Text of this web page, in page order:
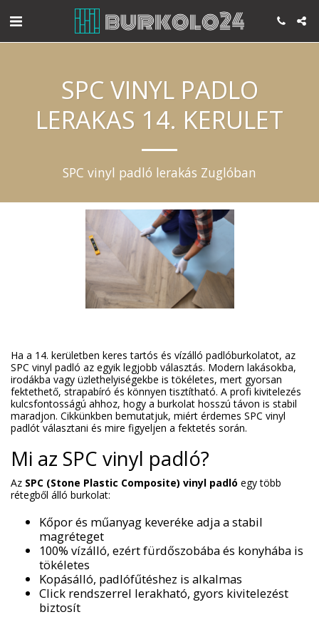
SPC VINYL PADLO
LERAKAS 14. KERULET
SPC vinyl padló lerakás Zuglóban
Ha a 14. kerületben keres tartós és vízálló padlóburkolatot, az
SPC vinyl padló az egyik legjobb választás. Modern lakásokba,
irodákba vagy üzlethelyiségekbe is tökéletes, mert gyorsan
fektethető, strapabíró és könnyen tisztítható. A profi kivitelezés
kulcsfontosságú ahhoz, hogy a burkolat hosszú távon is stabil
maradjon. Cikkünkben bemutatjuk, miért érdemes SPC vinyl
padlót választani és mire figyeljen a fektetés során.
Mi az SPC vinyl padló?
Az SPC (Stone Plastic Composite) vinyl padló egy több
rétegből álló burkolat:
Kőpor és műanyag keveréke adja a stabil
magréteget
100% vízálló, ezért fürdőszobába és konyhába is
tökéletes
Kopásálló, padlófűtéshez is alkalmas
Click rendszerrel lerakható, gyors kivitelezést
biztosít